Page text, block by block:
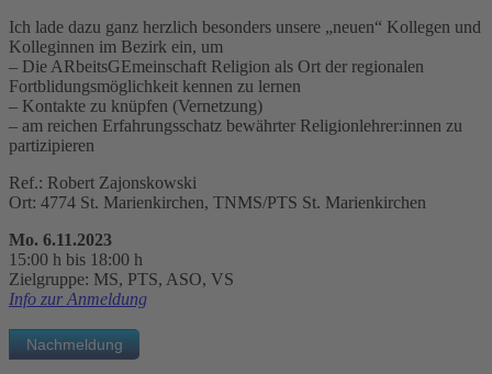
Ich lade dazu ganz herzlich besonders unsere „neuen“ Kollegen und
Kolleginnen im Bezirk ein, um
– Die ARbeitsGEmeinschaft Religion als Ort der regionalen
Fortblidungsmöglichkeit kennen zu lernen
– Kontakte zu knüpfen (Vernetzung)
– am reichen Erfahrungsschatz bewährter Religionlehrer:innen zu
partizipieren
Ref.: Robert Zajonskowski
Ort: 4774 St. Marienkirchen, TNMS/PTS St. Marienkirchen
Mo. 6.11.2023
15:00 h bis 18:00 h
Zielgruppe: MS, PTS, ASO, VS
Info zur Anmeldung